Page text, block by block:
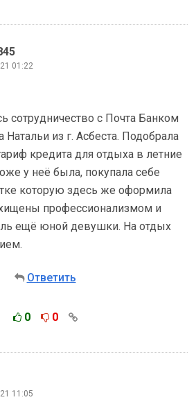
01:22
сотрудничество с Почта Банком
Натальи из г. Асбеста. Подобрала
кредита для отдыха в летние
у неё была, покупала себе
которую здесь же оформила
профессионализмом и
ещё юной девушки. На отдых
Ответить
0 0
11:05